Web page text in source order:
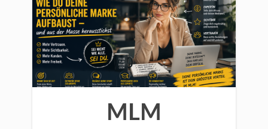
MLM